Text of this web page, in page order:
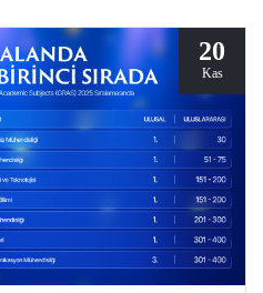
20
Kas